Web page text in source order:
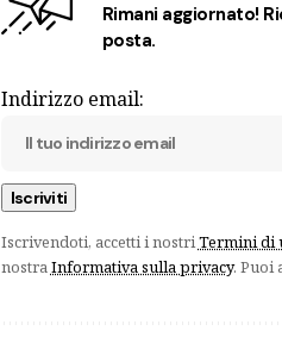
Rimani aggiornato!
posta.
Indirizzo email:
Iscrivendoti, accetti i nostri Termini di
nostra Informativa sulla privacy. Puoi